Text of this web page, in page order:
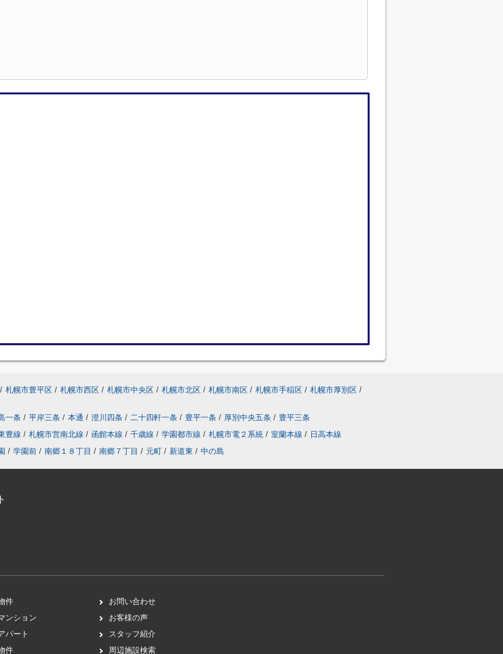
/ 札幌市豊平区 / 札幌市西区 / 札幌市中央区 / 札幌市北区 / 札幌市南区 / 札幌市手稲区 / 札幌市厚別区 /
一条 / 平岸三条 / 本通 / 澄川四条 / 二十四軒一条 / 豊平一条 / 厚別中央五条 / 豊平三条
豊線 / 札幌市営南北線 / 函館本線 / 千歳線 / 学園都市線 / 札幌市電２系統 / 室蘭本線 / 日高本線
/ 学園前 / 南郷１８丁目 / 南郷７丁目 / 元町 / 新道東 / 中の島
件
ンション
パート
件
お問い合わせ
お客様の声
スタッフ紹介
周辺施設検索